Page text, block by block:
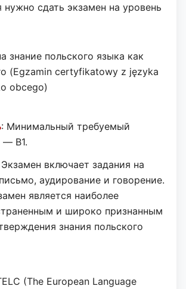
нужно сдать экзамен на уровень
знание польского языка как
(Egzamin certyfikatowy z języka
obcego)
: Минимальный требуемый
— B1.
Экзамен включает задания на
аудирование и говорение.
является наиболее
и широко признанным
знания польского
(The European Language